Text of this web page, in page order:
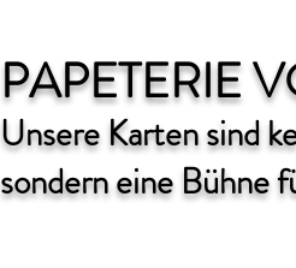
PAPETERIE
Unsere Karten sind
sondern eine Bühne